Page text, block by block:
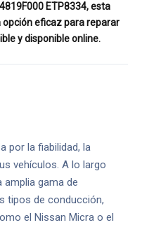
ETP8334, esta
eficaz para reparar
y disponible online.
por la fiabilidad, la
vehículos. A lo largo
amplia gama de
tipos de conducción,
el Nissan Micra o el